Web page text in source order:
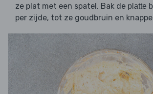
ze plat met een spatel. Bak de platte
per zijde, tot ze goudbruin en